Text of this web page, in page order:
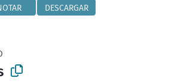
DESCARGAR